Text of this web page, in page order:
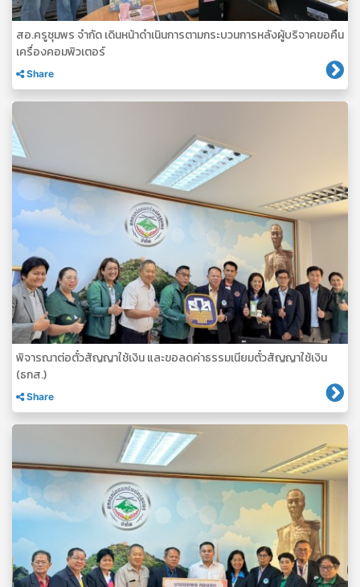
สอ.ครูชุมพร จำกัด เดินหน้าดำเนินการตามกระบวนการหลังผู้บริจาคขอคืน
เครื่องคอมพิวเตอร์
Share
พิจารณาต่อตั๋วสัญญาใช้เงิน และขอลดค่าธรรมเนียมตั๋วสัญญาใช้เงิน
(ธกส.)
Share